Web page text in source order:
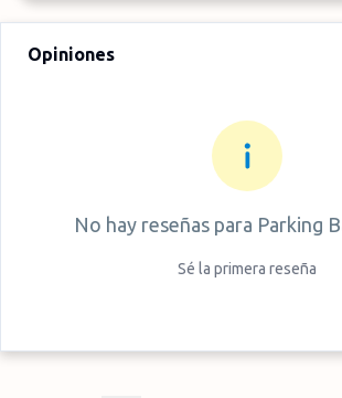
Opiniones
No hay reseñas para Parking
Sé la primera reseña